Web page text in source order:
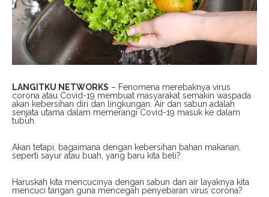
LANGITKU NETWORKS – Fenomena merebaknya virus
corona atau Covid-19 membuat masyarakat semakin waspada
akan kebersihan diri dan lingkungan. Air dan sabun adalah
senjata utama dalam memerangi Covid-19 masuk ke dalam
tubuh.
Akan tetapi, bagaimana dengan kebersihan bahan makanan,
seperti sayur atau buah, yang baru kita beli?
Haruskah kita mencucinya dengan sabun dan air layaknya kita
mencuci tangan guna mencegah penyebaran virus corona?